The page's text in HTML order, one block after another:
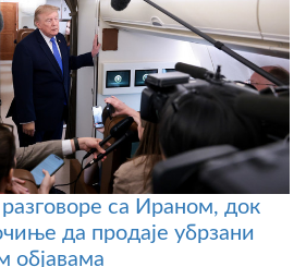
са Ираном, док
да продаје убрзани
објавама